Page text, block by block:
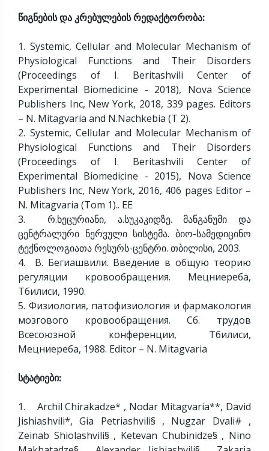
წიგნების და კრებულების რედაქტორობა:
1. Systemic, Cellular and Molecular Mechanism of
Physiological Functions and Their Disorders
(Proceedings of I. Beritashvili Center of
Experimental Biomedicine - 2018), Nova Science
Publishers Inc, New York, 2018, 339 pages. Editors
– N. Mitagvaria and N.Nachkebia (T 2).
2. Systemic, Cellular and Molecular Mechanism of
Physiological Functions and Their Disorders
(Proceedings of I. Beritashvili Center of
Experimental Biomedicine - 2015), Nova Science
Publishers Inc, New York, 2016, 406 pages Editor –
N. Mitagvaria (Tom 1).. EE
3. რ.ხეცურიანი, ა.სუკაკიდზე. მანგანუმი და
ცენტრალური ნერვული სისტემა. ბიო-სამედიცინო
ტექნოლოგიათა რესურს-ცენტრი. თბილისი, 2003.
4. В. Бегиашвили. Введение в общую теорию
регуляции кровообращения. Мецниереба,
Тбилиси, 1990.
5. Физиология, патофизиология и фармакология
мозгового кровообращения. Сб. трудов
Всесоюзной конференции, Тбилиси,
Мецниереба, 1988. Editor – N. Mitagvaria
სტატიები:
1. Archil Chirakadze* , Nodar Mitagvaria**, David
Jishiashvili*, Gia Petriashvili§ , Nugzar Dvali# ,
Zeinab Shiolashvili§ , Ketevan Chubinidze§ , Nino